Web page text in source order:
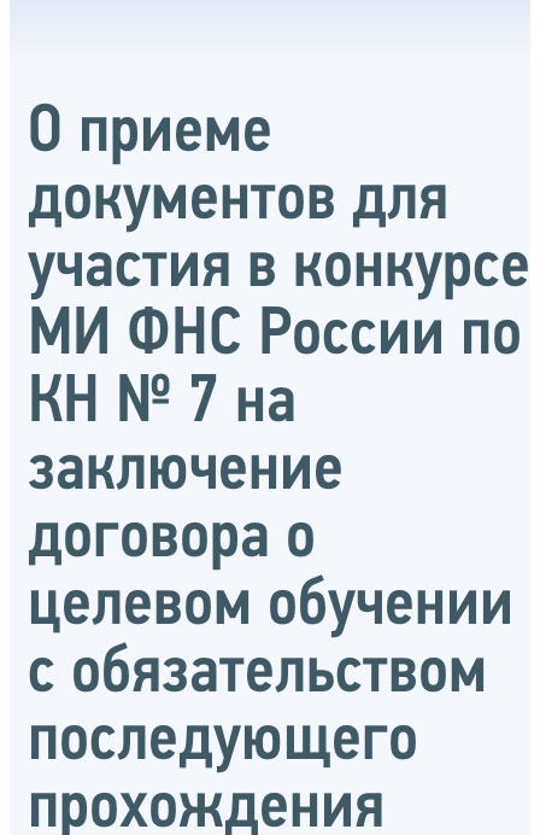
О приеме
документов для
участия в конкурсе
МИ ФНС России по
КН № 7 на
заключение
договора о
целевом обучении
с обязательством
последующего
прохождения